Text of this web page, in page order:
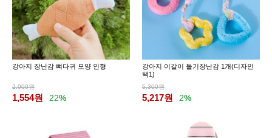
강아지 장난감 뼈다귀 모양 인형
2,000원
1,554원 22%
강아지 이갈이 돌기장난감 1개(디자인
택1)
5,300원
5,217원 2%